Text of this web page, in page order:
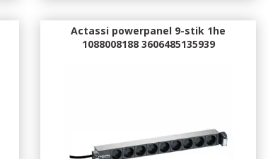
Actassi powerpanel 9-stik 1he
1088008188 3606485135939